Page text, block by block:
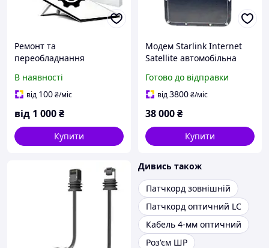
Ремонт та
переобладнання
Starlink V3, кабелів
Starlink
В наявності
від 100₴/міс
від 1 000₴
Купити
Модем Starlink Internet
Satellite автомобільна
Готово до відправки
від3800₴/міс
38 000₴
Купити
Дивись також
Патчкорд зовнішній
Патчкорд оптичний LC
Кабель 4-мм оптичний
Роз'єм ШР